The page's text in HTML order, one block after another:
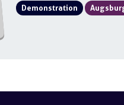
Demonstration